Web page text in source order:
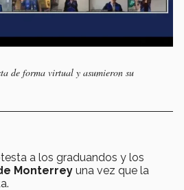
de forma virtual y asumieron su
a los graduandos y los
Monterrey una vez que la